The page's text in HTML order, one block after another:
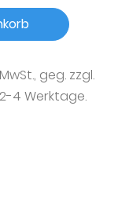
geg. zzgl.
4 Werktage.